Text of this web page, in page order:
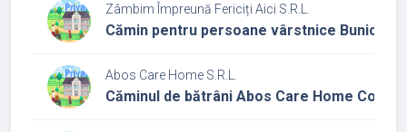
Zâmbim Împreună Fericiți Aici S.R.L.
Cămin pentru persoane vârstnice Bunicii
Abos Care Home S.R.L.
Căminul de bătrâni Abos Care Home